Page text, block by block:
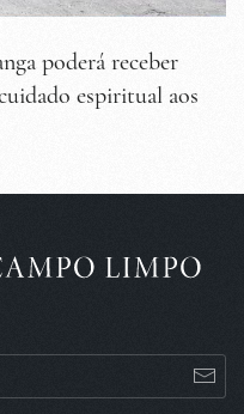
poderá receber
espiritual aos